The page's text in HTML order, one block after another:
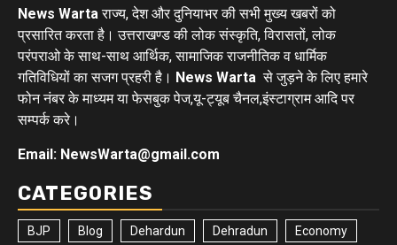
News Wartaराज्य, देश और दुनियाभर की सभी मुख्य खबरों को
प्रसारित करता है। उत्तराखण्ड की लोक संस्कृति, विरासतों, लोक
परंपराओ के साथ-साथ आर्थिक, सामाजिक राजनीतिक व धार्मिक
गतिविधियों का सजग प्रहरी है। News Warta से जुड़ने के लिए हमारे
फोन नंबर के माध्यम या फेसबुक पेज,यू-ट्यूब चैनल,इंस्टाग्राम आदि पर
सम्पर्क करे।
Email: NewsWarta@gmail.com
CATEGORIES
BJP Blog Dehardun Dehradun Economy